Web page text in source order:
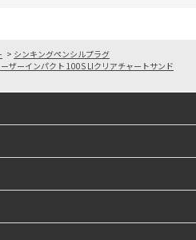
> シンキングペンシルプラグ
ザーインパクト 100S LIクリアチャートサンド